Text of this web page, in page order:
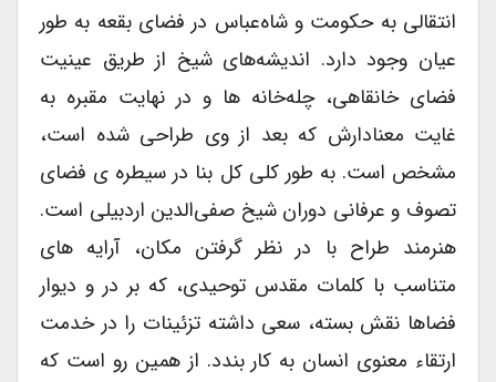
انتقالی به حکومت و شاه‌عباس در فضای بقعه به طور
عیان وجود دارد. اندیشه‌های شیخ از طریق عینیت
فضای خانقاهی، چله‌خانه ها و در نهایت مقبره‌ به
غایت معنادارش که بعد از وی طراحی شده است،
مشخص است. به طور کلی کل بنا در سیطره ی فضای
تصوف و عرفانی دوران شیخ صفی‌الدین اردبیلی است.
هنرمند طراح با در نظر گرفتن مکان، آرایه های
متناسب با کلمات مقدس توحیدی، که بر در و دیوار
فضاها نقش بسته، سعی داشته تزئینات را در خدمت
ارتقاء معنوی انسان به کار بندد. از همین رو است که